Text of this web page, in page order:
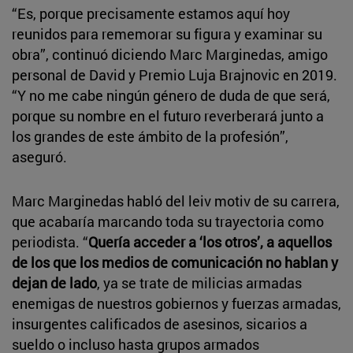
“Es, porque precisamente estamos aquí hoy
reunidos para rememorar su figura y examinar su
obra”, continuó diciendo Marc Marginedas, amigo
personal de David y Premio Luja Brajnovic en 2019.
“Y no me cabe ningún género de duda de que será,
porque su nombre en el futuro reverberará junto a
los grandes de este ámbito de la profesión”,
aseguró.
Marc Marginedas habló del leiv motiv de su carrera,
que acabaría marcando toda su trayectoria como
periodista. “Quería acceder a ‘los otros’, a aquellos
de los que los medios de comunicación no hablan y
dejan de lado, ya se trate de milicias armadas
enemigas de nuestros gobiernos y fuerzas armadas,
insurgentes calificados de asesinos, sicarios a
sueldo o incluso hasta grupos armados